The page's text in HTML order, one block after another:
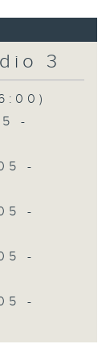
3
-
-
-
-
-